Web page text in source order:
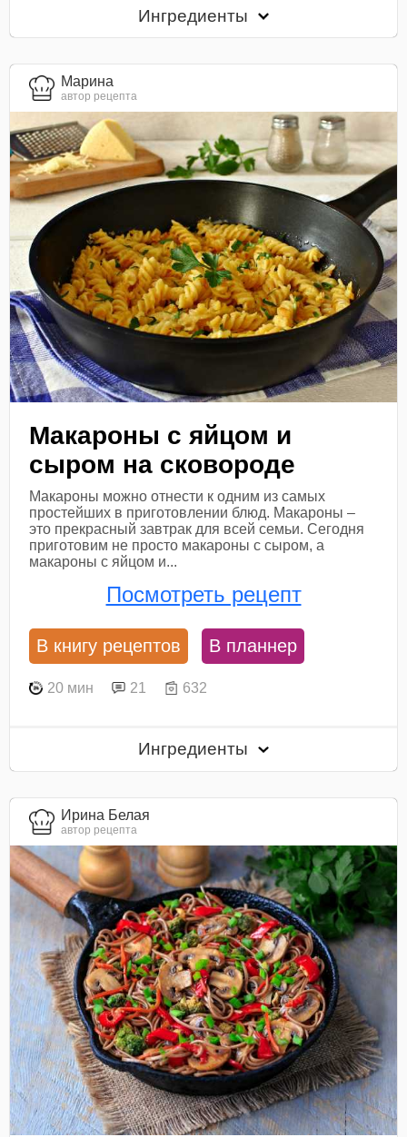
Ингредиенты
Марина
автор рецепта
Макароны с яйцом и
сыром на сковороде
Макароны можно отнести к одним из самых
простейших в приготовлении блюд. Макароны –
это прекрасный завтрак для всей семьи. Сегодня
приготовим не просто макароны с сыром, а
макароны с яйцом и...
Посмотреть рецепт
В книгу рецептов В планнер
20 мин 21 632
Ингредиенты
Ирина Белая
автор рецепта